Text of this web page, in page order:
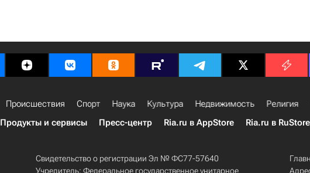
Происшествия Спорт Наука Культура Недвижимость Религия
Продукты и сервисы Пресс-центр Ria.ru в AppStore Ria.ru в RuStore
Свидетельство о регистрации Эл № ФС77-57640
Учредитель: Федеральное государственное унитарное